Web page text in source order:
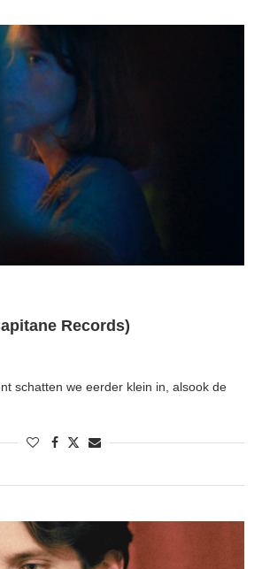
Records)
schatten we eerder klein in, alsook de